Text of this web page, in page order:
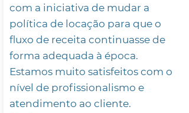
com a iniciativa de mudar a
política de locação para que o
fluxo de receita continuasse de
forma adequada à época.
Estamos muito satisfeitos com o
nível de profissionalismo e
atendimento ao cliente.